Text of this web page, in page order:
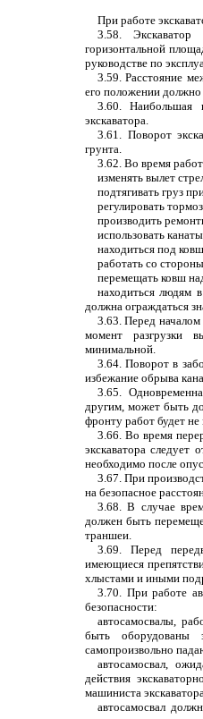
При работе
3.58. Экскаватор
горизонтальной
руководстве по
3.59. Расстояние
его положении должно
3.60. Наибольшая
экскаватора.
3.61. Поворот
грунта.
3.62. Во время
изменять вылет
подтягивать груз
регулировать
производить
использовать
находиться под
работать со
перемещать ковш
находиться людям
должна ограждаться
3.63. Перед началом
момент разгрузки
минимальной.
3.64. Поворот в
избежание обрыва
3.65.
другим, может быть
фронту работ будет
3.66. Во время
экскаватора
необходимо после
3.67. При
на безопасное
3.68. В случае
должен быть
траншеи.
3.69. Перед
имеющиеся
хлыстами и иными
3.70. При работе
безопасности:
автосамосвалы,
быть оборудованы
самопроизвольно
автосамосвал,
действия
машиниста
автосамосвал